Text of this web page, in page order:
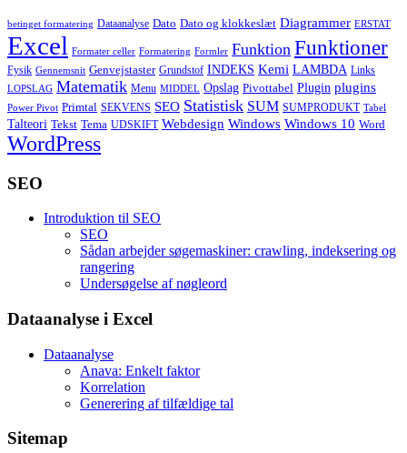
betinget formatering Dataanalyse Dato Dato og klokkeslæt Diagrammer ERSTAT
Excel Formater celler Formatering Formler Funktion Funktioner
Fysik Gennemsnit Genvejstaster Grundstof INDEKS Kemi LAMBDA Links
LOPSLAG Matematik Menu MIDDEL Opslag Pivottabel Plugin plugins
Power Pivot Primtal SEKVENS SEO Statistisk SUM SUMPRODUKT Tabel
Talteori Tekst Tema UDSKIFT Webdesign Windows Windows 10 Word
WordPress
SEO
Introduktion til SEO
SEO
Sådan arbejder søgemaskiner: crawling, indeksering og
rangering
Undersøgelse af nøgleord
Dataanalyse i Excel
Dataanalyse
Anava: Enkelt faktor
Korrelation
Generering af tilfældige tal
Sitemap